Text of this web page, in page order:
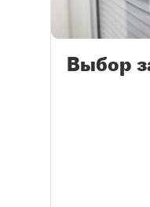
Выбор